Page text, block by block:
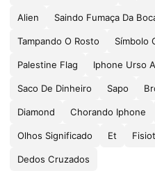
Alien Saindo Fumaça Da
Tampando O Rosto Símbolo
Palestine Flag Iphone Urso
Saco De Dinheiro Sapo
Diamond Chorando Iphone
Olhos Significado Et
Dedos Cruzados